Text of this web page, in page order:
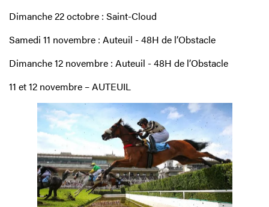
Dimanche 22 octobre : Saint-Cloud
Samedi 11 novembre : Auteuil -48H de l’Obstacle
Dimanche 12 novembre : Auteuil - 48H de l’Obstacle
11 et 12 novembre – AUTEUIL